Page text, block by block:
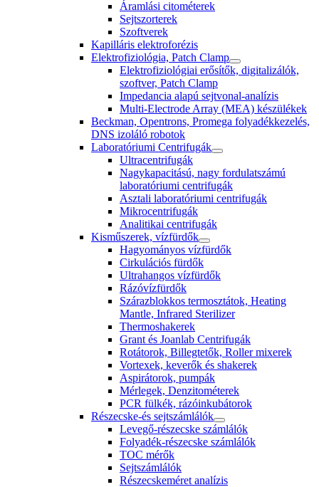
Áramlási citométerek
Sejtszorterek
Szoftverek
Kapilláris elektroforézis
Elektrofiziológia, Patch Clamp
Elektrofiziológiai erősítők, digitalizálók,
szoftver, Patch Clamp
Impedancia alapú sejtvonal-analízis
Multi-Electrode Array (MEA) készülékek
Beckman, Opentrons, Promega folyadékkezelés,
DNS izoláló robotok
Laboratóriumi Centrifugák
Ultracentrifugák
Nagykapacitású, nagy fordulatszámú
laboratóriumi centrifugák
Asztali laboratóriumi centrifugák
Mikrocentrifugák
Analitikai centrifugák
Kisműszerek, vízfürdők
Hagyományos vízfürdők
Cirkulációs fürdők
Ultrahangos vízfürdők
Rázóvízfürdők
Szárazblokkos termosztátok, Heating
Mantle, Infrared Sterilizer
Thermoshakerek
Grant és Joanlab Centrifugák
Rotátorok, Billegtetők, Roller mixerek
Vortexek, keverők és shakerek
Aspirátorok, pumpák
Mérlegek, Denzitométerek
PCR fülkék, rázóinkubátorok
Részecske-és sejtszámlálók
Levegő-részecske számlálók
Folyadék-részecske számlálók
TOC mérők
Sejtszámlálók
Részecskeméret analízis